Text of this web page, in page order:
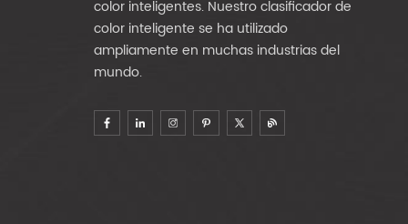
color inteligentes. Nuestro clasificador de
color inteligente se ha utilizado
ampliamente en muchas industrias del
mundo.